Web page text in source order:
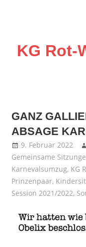
KG Rot-
Spay!
GANZ
ABSAGE
9. Februar 2022
Gemeinsame
Karnevalsumzug, KG
Prinzenpaar,
Session 2021/2022,